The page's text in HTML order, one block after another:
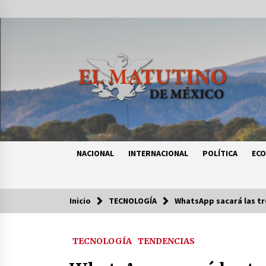
al
NACIONAL INTERNACIONAL POLÍTICA
Tendencias
Certificado de Dafne Quintos revela
Inicio TECNOLOGÍA WhatsApp sacará las
TECNOLOGÍA TENDENCIAS